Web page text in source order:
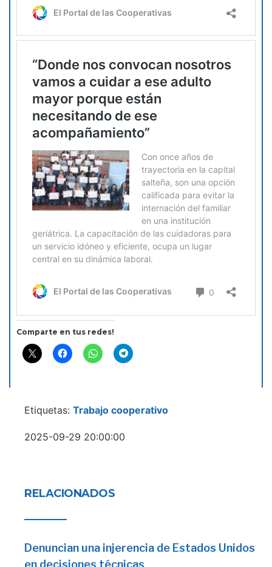
Comparte en tus redes!
Etiquetas: Trabajo cooperativo
2025-09-29 20:00:00
RELACIONADOS
Denuncian una injerencia de Estados Unidos
en decisiones técnicas